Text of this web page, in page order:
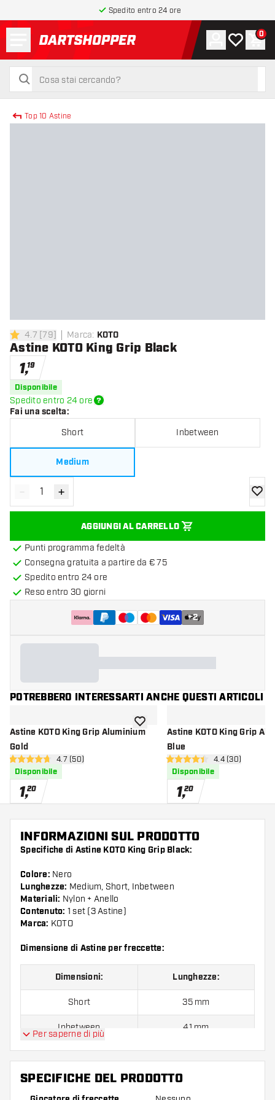
Spedito entro 24 ore
torna alla home page
cerca
cerca
Account
La mia0
Top 10 Astine
4.7 stelle di valutazione
4.7 [79] Marca: KOTO
Astine KOTO King Grip Black
1,19
Disponibile
Spedito entro 24 ore
Fai una scelta:
Short Inbetween
Medium
Diminuisci quantità
- Aumenta quantità
+
AGGIUNGI AL CARRELLO
Punti programma fedeltà
Consegna gratuita a partire da € 75
Spedito entro 24 ore
Reso entro 30 giorni
+2
POTREBBERO INTERESSARTI ANCHE QUESTI ARTICOLI
Astine KOTO King Grip Aluminium
Gold
apri pannello recensioni
4.7 stelle di valutazione
4.7 (50)
Disponibile
1,20
aggiungi alla lista dei desideri
Astine KOTO King Grip
Blue
apri pannello
4.4 stelle di valutazione
4.4 (30)
Disponibile
1,20
INFORMAZIONI SUL PRODOTTO
Specifiche di Astine KOTO King Grip Black:
Colore: Nero
Lunghezze: Medium, Short, Inbetween
Materiali: Nylon + Anello
Contenuto: 1 set (3 Astine)
Marca: KOTO
Dimensione di Astine per freccette:
Dimensioni: Lunghezze:
Short 35 mm
Inbetween 41 mm
Medium 48 mm
Confezione da 3 pezzi.
Per saperne di più
SPECIFICHE DEL PRODOTTO